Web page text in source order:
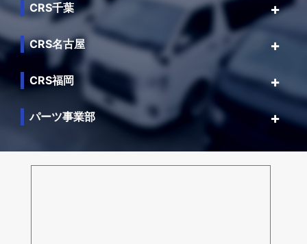
CRS千葉
CRS名古屋
CRS福岡
パーツ事業部